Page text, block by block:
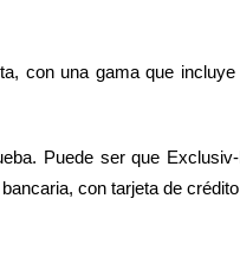
con una gama que
Puede ser que
con tarjeta de